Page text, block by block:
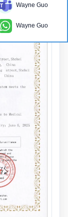
Wayne Guo
Wayne Guo